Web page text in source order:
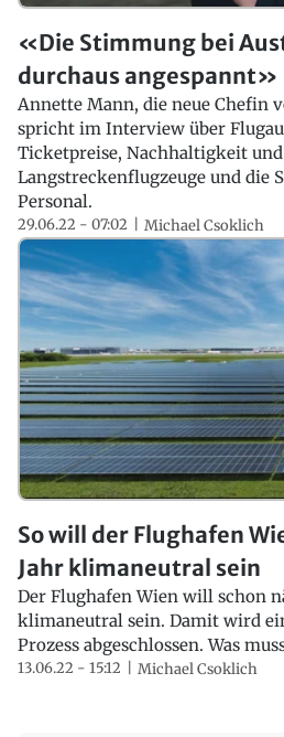
«Die Stimmung bei
durchaus angespannt»
Annette Mann, die neue Chefin
spricht im Interview über
Ticketpreise, Nachhaltigkeit und
Langstreckenflugzeuge und die
Personal.
29.06.22 - 07:02 Michael Csoklich
So will der Flughafen
Jahr klimaneutral sein
Der Flughafen Wien will schon
klimaneutral sein. Damit wird
Prozess abgeschlossen. Was
13.06.22 - 15:12 Michael Csoklich